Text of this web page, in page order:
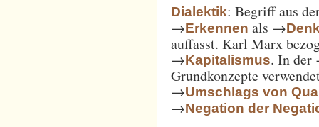
Dialektik: Begriff aus
→Erkennen als →
auffasst. Karl Marx
→Kapitalismus. In
Grundkonzepte
→Umschlags von
→Negation der